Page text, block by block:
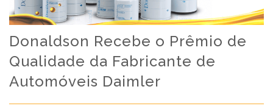
Donaldson Recebe o Prêmio de
Qualidade da Fabricante de
Automóveis Daimler